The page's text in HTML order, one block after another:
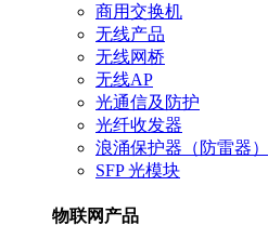
商用交换机
无线产品
无线网桥
无线AP
光通信及防护
光纤收发器
浪涌保护器（防雷器）
SFP 光模块
物联网产品